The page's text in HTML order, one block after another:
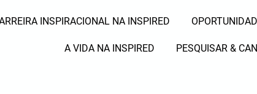
INSPIRACIONAL NA INSPIRED
A VIDA NA INSPIRED PESQUISAR &
Pesquisar por Local